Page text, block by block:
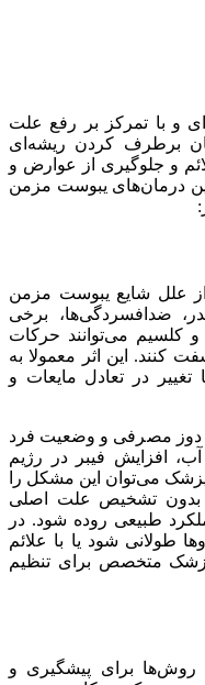
و با تمرکز بر رفع علت
برطرف کردن ریشه‌ای
و جلوگیری از عوارض و
درمان‌های یبوست مزمن
علل شایع یبوست مزمن
ضدافسردگی‌ها، برخی
کلسیم می‌توانند حرکات
کنند. این اثر معمولا به
در تعادل مایعات و
دوز مصرفی و وضعیت فرد
افزایش فیبر در رژیم
پزشک می‌توان این مشکل را
بدون تشخیص علت اصلی
طبیعی روده شود. در
شود یا با علائم
پزشک متخصص برای تنظیم
روش‌ها برای پیشگیری و